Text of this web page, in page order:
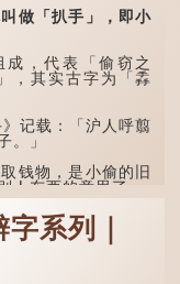
做「扒手」，即小
，代表「偷窃之
，其实古字为「掱
记载：「沪人呼翦
。」
钱物，是小偷的旧
人东西的意思了...
系列｜